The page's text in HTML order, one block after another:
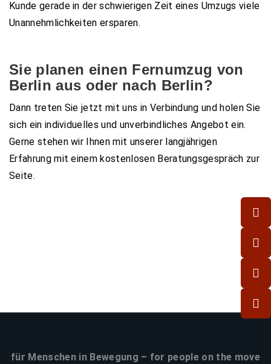
Kunde gerade in der schwierigen Zeit eines Umzugs viele
Unannehmlichkeiten ersparen.
Sie planen einen Fernumzug von
Berlin aus oder nach Berlin?
Dann treten Sie jetzt mit uns in Verbindung und holen Sie
sich ein individuelles und unverbindliches Angebot ein.
Gerne stehen wir Ihnen mit unserer langjährigen
Erfahrung mit einem kostenlosen Beratungsgespräch zur
Seite.
für Menschen in Bewegung – for people on the move